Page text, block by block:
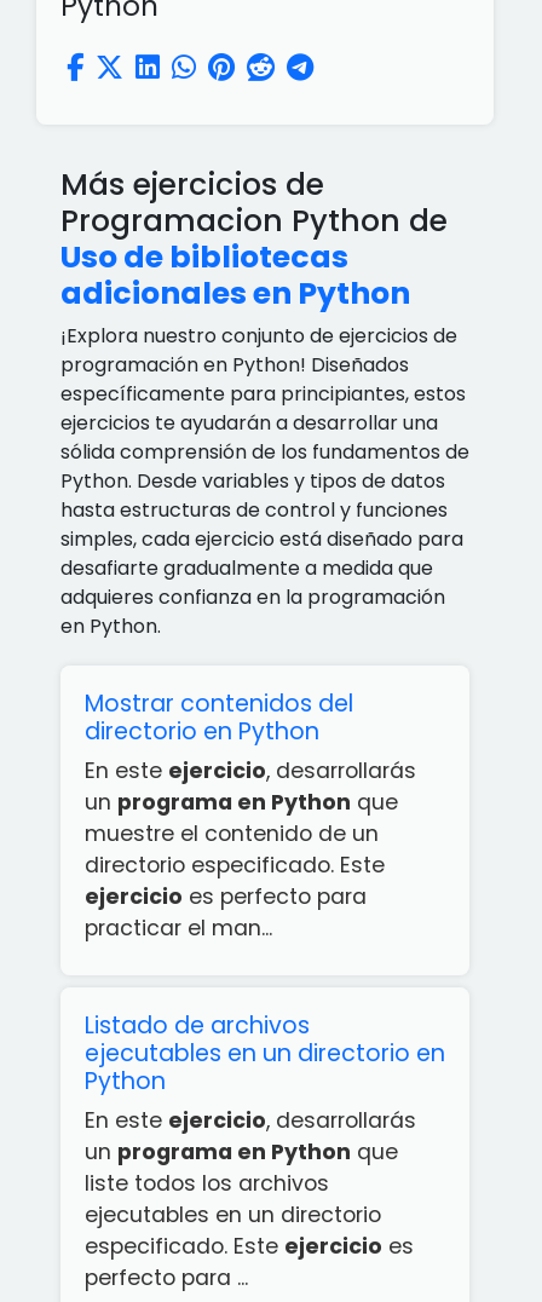
Más ejercicios de
Programacion Python de
Uso de bibliotecas
adicionales en Python
¡Explora nuestro conjunto de ejercicios de
programación en Python! Diseñados
específicamente para principiantes, estos
ejercicios te ayudarán a desarrollar una
sólida comprensión de los fundamentos de
Python. Desde variables y tipos de datos
hasta estructuras de control y funciones
simples, cada ejercicio está diseñado para
desafiarte gradualmente a medida que
adquieres confianza en la programación
en Python.
Mostrar contenidos del
directorio en Python
En este ejercicio, desarrollarás
un programa en Python que
muestre el contenido de un
directorio especificado. Este
ejercicio es perfecto para
practicar el man...
Listado de archivos
ejecutables en un directorio en
Python
En este ejercicio, desarrollarás
un programa en Python que
liste todos los archivos
ejecutables en un directorio
especificado. Este ejercicio es
perfecto para ...